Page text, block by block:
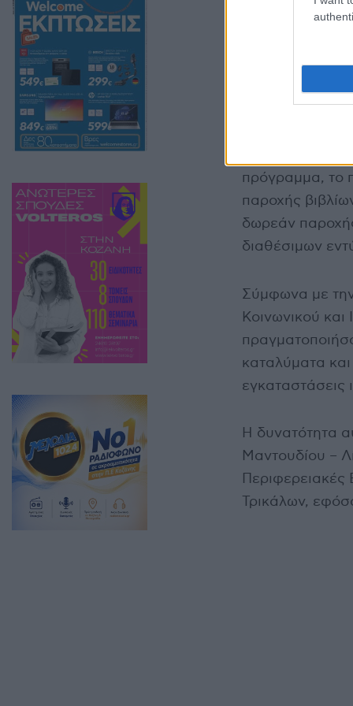
Οι
Δήλωση
πρόγραμμα, το
παροχής
δωρεάν
διαθέσιμων
Σύμφωνα με
Κοινωνικού και
καταλύματα
εγκαταστάσεις
Η δυνατότητα
Μαντουδίου –
Τρικάλων,